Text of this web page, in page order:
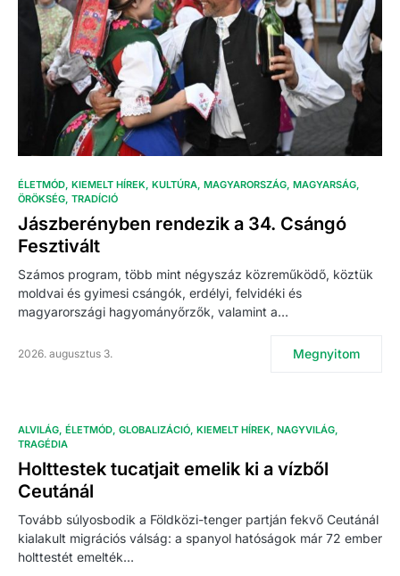
ÉLETMÓD KIEMELT HÍREK KULTÚRA MAGYARORSZÁG MAGYARSÁG
ÖRÖKSÉG TRADÍCIÓ
Jászberényben rendezik a 34. Csángó
Fesztivált
Számos program, több mint négyszáz közreműködő, köztük
moldvai és gyimesi csángók, erdélyi, felvidéki és
magyarországi hagyományőrzők, valamint a…
2026. augusztus 3. Megnyitom
ALVILÁG ÉLETMÓD GLOBALIZÁCIÓ KIEMELT HÍREK NAGYVILÁG
TRAGÉDIA
Holttestek tucatjait emelik ki a vízből
Ceutánál
Tovább súlyosbodik a Földközi-tenger partján fekvő Ceutánál
kialakult migrációs válság: a spanyol hatóságok már 72 ember
holttestét emelték…